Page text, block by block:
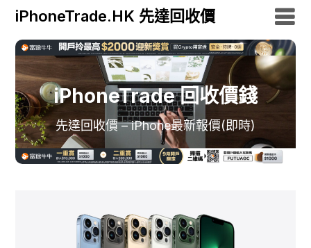
iPhoneTrade.HK 先達回收價
iPhoneTrade 回收價錢
先達回收價 – iPhone最新報價(即時)